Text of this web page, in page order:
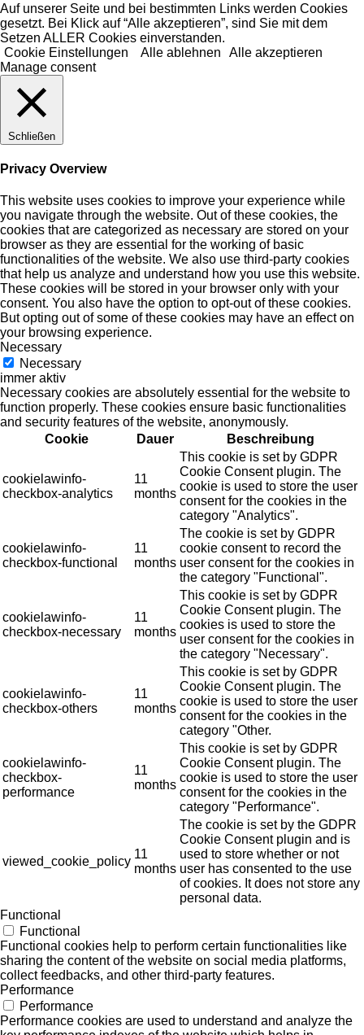
Auf unserer Seite und bei bestimmten Links werden Cookies
gesetzt. Bei Klick auf “Alle akzeptieren”, sind Sie mit dem
Setzen ALLER Cookies einverstanden.
Cookie Einstellungen
Alle ablehnen
Alle akzeptieren
Manage consent
Schließen
Privacy Overview
This website uses cookies to improve your experience while
you navigate through the website. Out of these cookies, the
cookies that are categorized as necessary are stored on your
browser as they are essential for the working of basic
functionalities of the website. We also use third-party cookies
that help us analyze and understand how you use this website.
These cookies will be stored in your browser only with your
consent. You also have the option to opt-out of these cookies.
But opting out of some of these cookies may have an effect on
your browsing experience.
Necessary
Necessary
immer aktiv
Necessary cookies are absolutely essential for the website to
function properly. These cookies ensure basic functionalities
and security features of the website, anonymously.
Cookie
Dauer Beschreibung
cookielawinfo-
checkbox-analytics
11
months
This cookie is set by GDPR
Cookie Consent plugin. The
cookie is used to store the user
consent for the cookies in the
category "Analytics".
cookielawinfo-
checkbox-functional
11
months
The cookie is set by GDPR
cookie consent to record the
user consent for the cookies in
the category "Functional".
cookielawinfo-
checkbox-necessary
11
months
This cookie is set by GDPR
Cookie Consent plugin. The
cookies is used to store the
user consent for the cookies in
the category "Necessary".
cookielawinfo-
checkbox-others
11
months
This cookie is set by GDPR
Cookie Consent plugin. The
cookie is used to store the user
consent for the cookies in the
category "Other.
cookielawinfo-
checkbox-
performance
11
months
This cookie is set by GDPR
Cookie Consent plugin. The
cookie is used to store the user
consent for the cookies in the
category "Performance".
viewed_cookie_policy
11
months
The cookie is set by the GDPR
Cookie Consent plugin and is
used to store whether or not
user has consented to the use
of cookies. It does not store any
personal data.
Functional
Functional
Functional cookies help to perform certain functionalities like
sharing the content of the website on social media platforms,
collect feedbacks, and other third-party features.
Performance
Performance
Performance cookies are used to understand and analyze the